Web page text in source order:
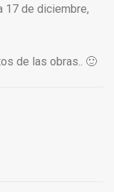
17 de diciembre,
de las obras.. 🙂